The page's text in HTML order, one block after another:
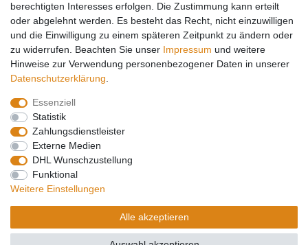
Service
Registrierung
Login
Mein Konto
Impressum
Widerrufs­recht
Barrierefreiheitserklärung
berechtigten Interesses erfolgen. Die Zustimmung kann erteilt
oder abgelehnt werden. Es besteht das Recht, nicht einzuwilligen
und die Einwilligung zu einem späteren Zeitpunkt zu ändern oder
zu widerrufen. Beachten Sie unser Impressum und weitere
Hinweise zur Verwendung personenbezogener Daten in unserer
Daten­schutz­erklärung
Essenziell
Statistik
Zahlungsdienstleister
Externe Medien
DHL Wunschzustellung
Funktional
Weitere Einstellungen
Alle akzeptieren